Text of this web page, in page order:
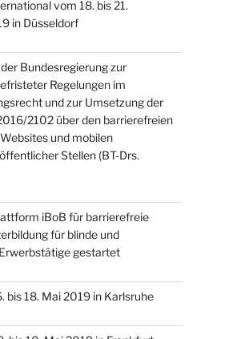
vom 18. bis 21.
in Düsseldorf
Bundesregierung zur
Regelungen im
und zur Umsetzung der
2102 über den barrierefreien
und mobilen
Stellen (BT-Drs.
iBoB für barrierefreie
für blinde und
gestartet
bis 18. Mai 2019 in Karlsruhe